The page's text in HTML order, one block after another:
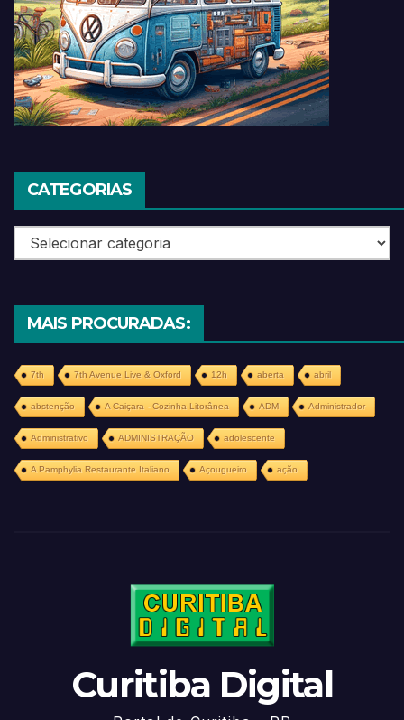
CATEGORIAS
Categorias
MAIS PROCURADAS:
7th 7th Avenue Live & Oxford 12h aberta abril
abstenção A Caiçara - Cozinha Litorânea ADM Administrador
Administrativo ADMINISTRAÇÃO adolescente
A Pamphylia Restaurante Italiano Açougueiro ação
Curitiba Digital